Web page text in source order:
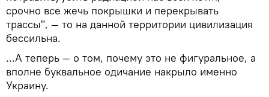
срочно все жечь покрышки и перекрывать
трассы", — то на данной территории цивилизация
бессильна.
...А теперь — о том, почему это не фигуральное, а
вполне буквальное одичание накрыло именно
Украину.